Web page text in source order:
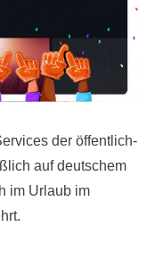
der öffentlich-
auf deutschem
im Urlaub im